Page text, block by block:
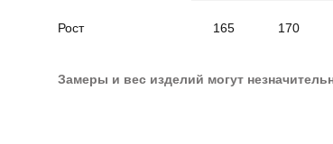
Рост 165 170
Замеры и вес изделий могут